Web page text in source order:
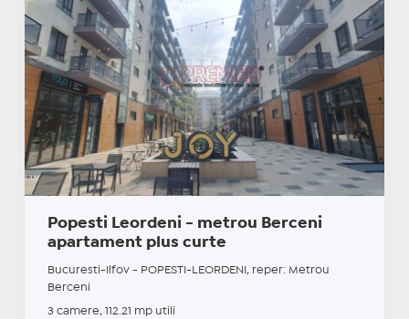
Popesti Leordeni - metrou Berceni
apartament plus curte
Bucuresti-Ilfov - POPESTI-LEORDENI, reper: Metrou
Berceni
3 camere, 112.21 mp utili